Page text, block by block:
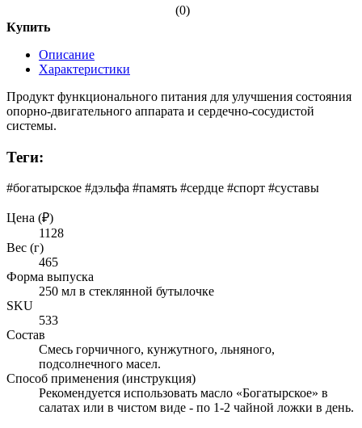
(0)
Купить
Описание
Характеристики
Продукт функционального питания для улучшения состояния
опорно-двигательного аппарата и сердечно-сосудистой
системы.
Теги:
#богатырское #дэльфа #память #сердце #спорт #суставы
Цена (₽)
1128
Вес (г)
465
Форма выпуска
250 мл в стеклянной бутылочке
SKU
533
Состав
Смесь горчичного, кунжутного, льняного,
подсолнечного масел.
Способ применения (инструкция)
Рекомендуется использовать масло «Богатырское» в
салатах или в чистом виде - по 1-2 чайной ложки в день.